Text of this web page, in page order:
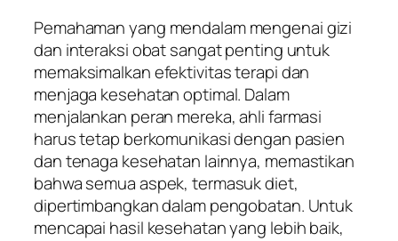
Pemahaman yang mendalam mengenai gizi
dan interaksi obat sangat penting untuk
memaksimalkan efektivitas terapi dan
menjaga kesehatan optimal. Dalam
menjalankan peran mereka, ahli farmasi
harus tetap berkomunikasi dengan pasien
dan tenaga kesehatan lainnya, memastikan
bahwa semua aspek, termasuk diet,
dipertimbangkan dalam pengobatan. Untuk
mencapai hasil kesehatan yang lebih baik,